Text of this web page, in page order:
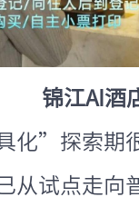
锦江AI酒
化”探索期
从试点走向